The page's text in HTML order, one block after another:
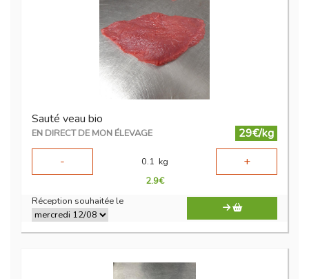
Sauté veau bio
EN DIRECT DE MON ÉLEVAGE
29€/kg
-
0.1 kg +
2.9€
Réception souhaitée le